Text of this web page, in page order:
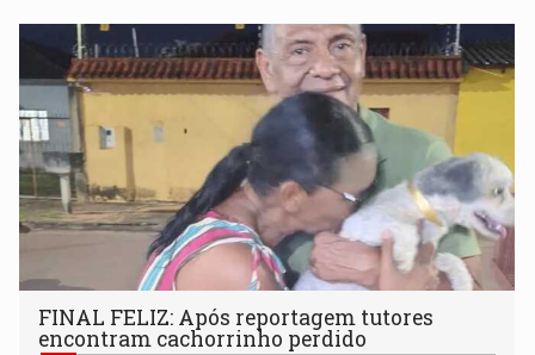
FINAL FELIZ: Após reportagem tutores
encontram cachorrinho perdido